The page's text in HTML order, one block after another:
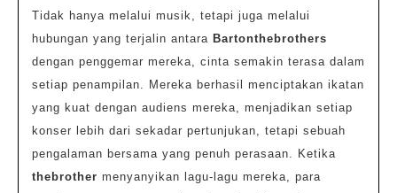
Tidak hanya melalui musik, tetapi juga melalui
hubungan yang terjalin antara Bartonthebrothers
dengan penggemar mereka, cinta semakin terasa dalam
setiap penampilan. Mereka berhasil menciptakan ikatan
yang kuat dengan audiens mereka, menjadikan setiap
konser lebih dari sekadar pertunjukan, tetapi sebuah
pengalaman bersama yang penuh perasaan. Ketika
thebrother menyanyikan lagu-lagu mereka, para